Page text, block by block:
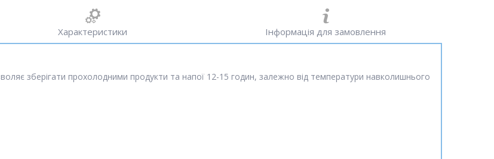
Характеристики Інформація для замовлення
зберігати прохолодними продукти та напої 12-15 годин, залежно від температури навколишнього